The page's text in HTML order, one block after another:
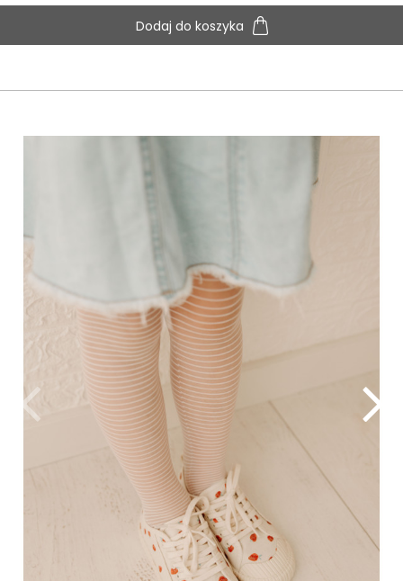
Dodaj do koszyka